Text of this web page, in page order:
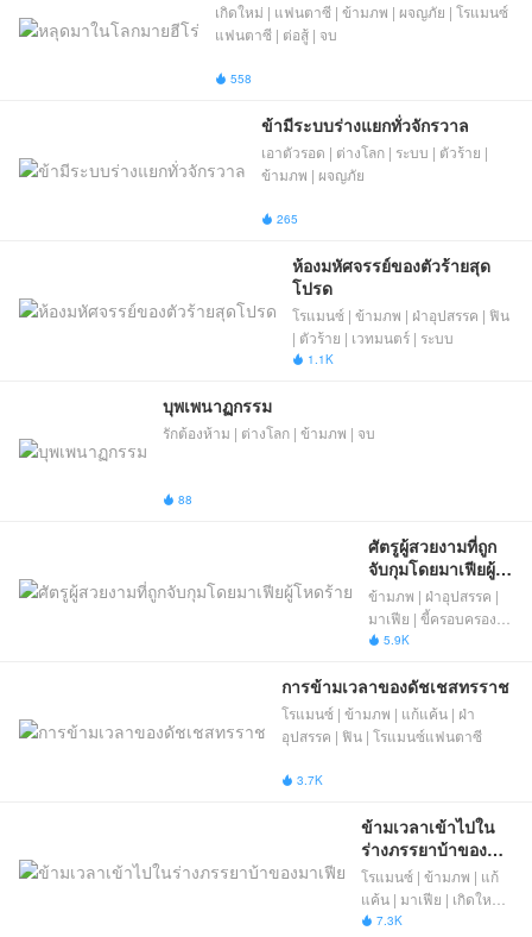
เกิดใหม่ | แฟนตาซี | ข้ามภพ | ผจญภัย | โรแมนซ์
แฟนตาซี | ต่อสู้ | จบ
 558
ข้ามีระบบร่างแยกทั่วจักรวาล
เอาตัวรอด | ต่างโลก | ระบบ | ตัวร้าย |
ข้ามภพ | ผจญภัย
 265
ห้องมหัศจรรย์ของตัวร้ายสุด
โปรด
โรแมนซ์ | ข้ามภพ | ฝ่าอุปสรรค | ฟิน
| ตัวร้าย | เวทมนตร์ | ระบบ
 1.1K
บุพเพนาฏกรรม
รักต้องห้าม | ต่างโลก | ข้ามภพ | จบ
 88
ศัตรูผู้สวยงามที่ถูก
จับกุมโดยมาเฟียผู้
โหดร้าย
ข้ามภพ | ฝ่าอุปสรรค |
มาเฟีย | ขี้ครอบครอง |
เกิดใหม่ | ตัวร้าย | ทะลุ
 5.9K
การข้ามเวลาของดัชเชสทรราช
โรแมนซ์ | ข้ามภพ | แก้แค้น | ฝ่า
อุปสรรค | ฟิน | โรแมนซ์แฟนตาซี
 3.7K
ข้ามเวลาเข้าไปใน
ร่างภรรยาบ้าของ
มาเฟีย
โรแมนซ์ | ข้ามภพ | แก้
แค้น | มาเฟีย | เกิดใหม่ |
ลูกติด | ปลอมตัว
 7.3K